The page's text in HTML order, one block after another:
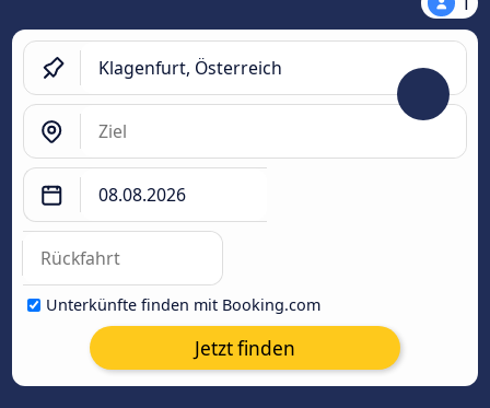
Unterkünfte finden mit Booking.com
Jetzt finden